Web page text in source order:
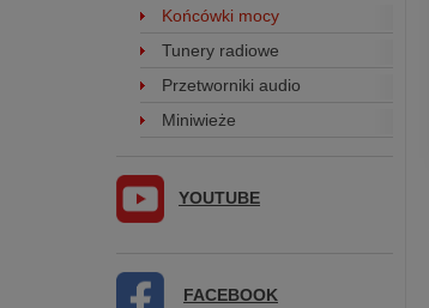
Końcówki mocy
Tunery radiowe
Przetworniki audio
Miniwieże
YOUTUBE
FACEBOOK